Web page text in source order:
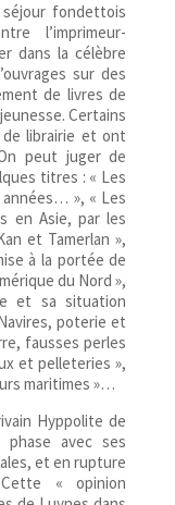
fondettois
l’imprimeur-
dans la célèbre
sur des
de livres de
Certains
librairie et ont
peut juger de
titres : « Les
», « Les
en Asie, par les
et Tamerlan »,
à la portée de
du Nord »,
et sa situation
poterie et
fausses perles
et pelleteries »,
maritimes »…
Hyppolite de
phase avec ses
et en rupture
« opinion